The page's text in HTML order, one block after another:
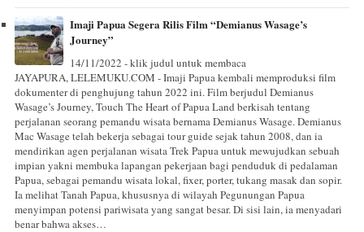
Imaji Papua Segera Rilis Film “Demianus Wasage’s
Journey”
14/11/2022 - klik judul untuk membaca
JAYAPURA, LELEMUKU.COM - Imaji Papua kembali memproduksi film
dokumenter di penghujung tahun 2022 ini. Film berjudul Demianus
Wasage’s Journey, Touch The Heart of Papua Land berkisah tentang
perjalanan seorang pemandu wisata bernama Demianus Wasage. Demianus
Mac Wasage telah bekerja sebagai tour guide sejak tahun 2008, dan ia
mendirikan agen perjalanan wisata Trek Papua untuk mewujudkan sebuah
impian yakni membuka lapangan pekerjaan bagi penduduk di pedalaman
Papua, sebagai pemandu wisata lokal, fixer, porter, tukang masak dan sopir.
Ia melihat Tanah Papua, khususnya di wilayah Pegunungan Papua
menyimpan potensi pariwisata yang sangat besar. Di sisi lain, ia menyadari
benar bahwa akses…